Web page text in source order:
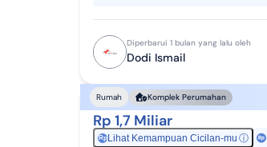
Diperbarui 1 bulan yang lalu oleh
Dodi Ismail
Rumah Komplek Perumahan
Rp 1,7 Miliar
RpLihat Kemampuan Cicilan-mu ⓘ